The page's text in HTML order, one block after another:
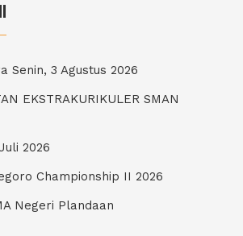
Senin, 3 Agustus 2026
EKSTRAKURIKULER SMAN
2026
Championship II 2026
Negeri Plandaan